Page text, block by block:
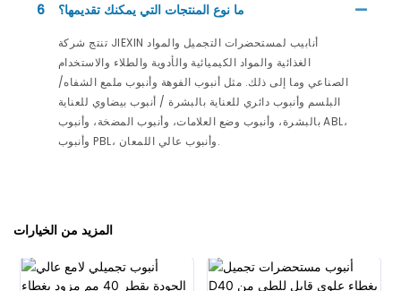
6 ما نوع المنتجات التي يمكنك تقديمها؟
تنتج شركة JIEXIN أنابيب لمستحضرات التجميل والمواد
الغذائية والمواد الكيميائية والأدوية والطلاء والاستخدام
الصناعي وما إلى ذلك. مثل أنبوب الفوهة وأنبوب ملمع الشفاه/
البلسم وأنبوب دائري للعناية بالبشرة / أنبوب بيضاوي للعناية
بالبشرة، وأنبوب وضع العلامات، وأنبوب المضخة، وأنبوب ABL،
وأنبوب PBL، وأنبوب عالي اللمعان.
المزيد من الخيارات